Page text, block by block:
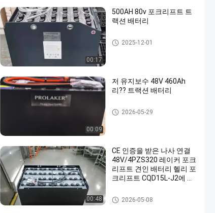
00:17
500AH 80v 포크리프트 트
랙션 배터리
포크리프트 견인 건전지
2025-12-01
00:09
저 유지보수 48V 460Ah
리?? 트랙션 배터리
포크리프트 견인 건전지
2026-05-29
00:48
CE 인증을 받은 나사 연결
48V/4PZS320 레이커 포크
리프트 견인 배터리 헬리 포
크리프트 CQD15L-J2에 적
포크리프트 견인 건전지
2026-05-08